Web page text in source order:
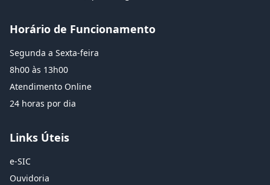
Horário de Funcionamento
Segunda a Sexta-feira
8h00 às 13h00
Atendimento Online
24 horas por dia
Links Úteis
e-SIC
Ouvidoria